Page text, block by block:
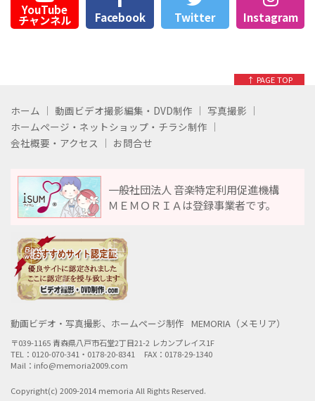
YouTube
チャンネル Facebook Twitter Instagram
↑ PAGE TOP
ホーム 動画ビデオ撮影編集・DVD制作
写真撮影
ホームページ・ネットショップ・チラシ制作
会社概要・アクセス
お問合せ
動画ビデオ・写真撮影、ホームページ制作 MEMORIA（メモリア）
〒039-1165 青森県八戸市石堂2丁目21-2 レカンプレイス1F
TEL：0120-070-341・0178-20-8341
FAX：0178-29-1340
Mail：info@memoria2009.com
一般社団法人 音楽特定利用促進機構
ＭＥＭＯＲＩＡは登録事業者です。
Copyright(c) 2009-2014 memoria All Rights Reserved.